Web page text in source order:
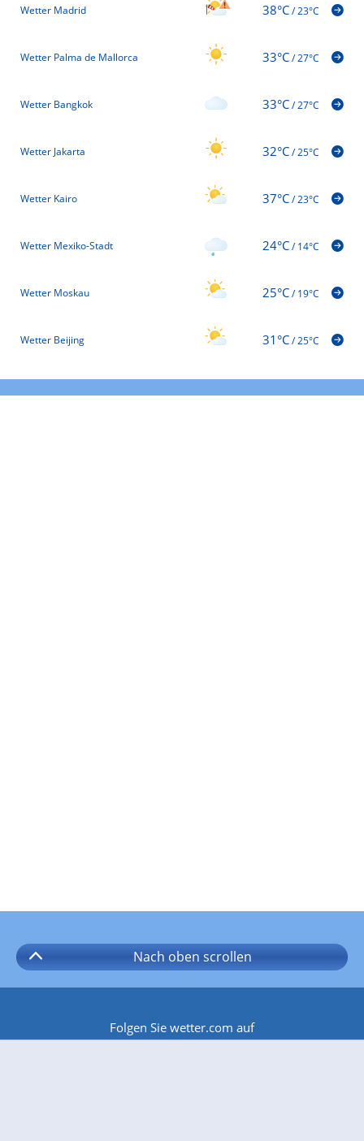
Wetter Madrid 38°C/23°C
Wetter Palma de Mallorca 33°C/27°C
Wetter Bangkok 33°C/27°C
Wetter Jakarta 32°C/25°C
Wetter Kairo 37°C/23°C
Wetter Mexiko-Stadt 24°C/14°C
Wetter Moskau 25°C/19°C
Wetter Beijing 31°C/25°C
Nach oben scrollen
Folgen Sie wetter.com auf